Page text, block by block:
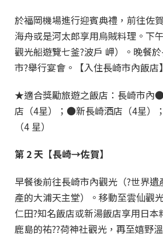
於福岡機場進行迎賓典禮，前往佐
海舟或是河太郎享用烏賊料理。下
觀光船遊覽七釜?波戶 岬）。晚餐
市?舉行宴會。【入住長崎市內飯店】
★適合獎勵旅遊之飯店：長崎市內
店（4星）；●新長崎酒店（4星）
（4 星）
第 2 天【長崎→佐賀】
早餐後前往長崎市內觀光（?世界
產的大浦天主堂）。移動至雲仙觀
仁田?知名飯店或新湯飯店享用日
鹿島的祐??荷神社觀光，再至嬉野